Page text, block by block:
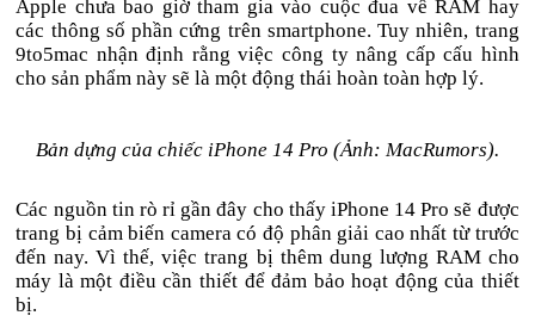
Apple chưa bao giờ tham gia vào cuộc đua về RAM hay
các thông số phần cứng trên smartphone. Tuy nhiên, trang
9to5mac nhận định rằng việc công ty nâng cấp cấu hình
cho sản phẩm này sẽ là một động thái hoàn toàn hợp lý.
Bản dựng của chiếc iPhone 14 Pro (Ảnh: MacRumors).
Các nguồn tin rò rỉ gần đây cho thấy iPhone 14 Pro sẽ được
trang bị cảm biến camera có độ phân giải cao nhất từ trước
đến nay. Vì thế, việc trang bị thêm dung lượng RAM cho
máy là một điều cần thiết để đảm bảo hoạt động của thiết
bị.